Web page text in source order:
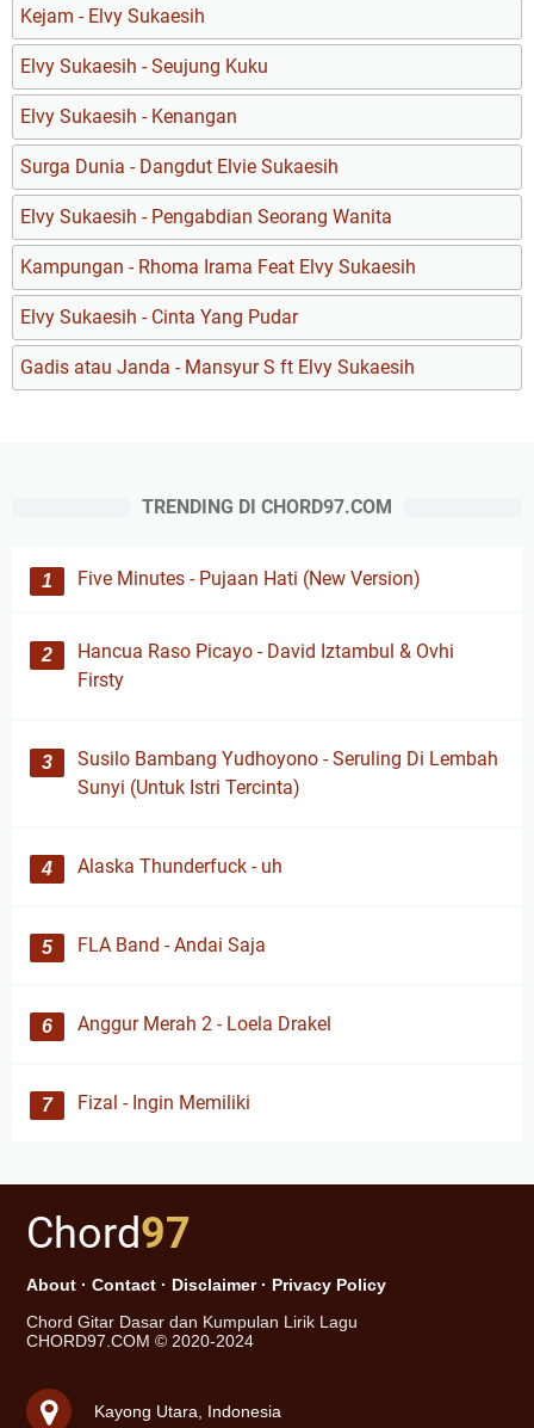
Kejam - Elvy Sukaesih
Elvy Sukaesih - Seujung Kuku
Elvy Sukaesih - Kenangan
Surga Dunia - Dangdut Elvie Sukaesih
Elvy Sukaesih - Pengabdian Seorang Wanita
Kampungan - Rhoma Irama Feat Elvy Sukaesih
Elvy Sukaesih - Cinta Yang Pudar
Gadis atau Janda - Mansyur S ft Elvy Sukaesih
TRENDING DI CHORD97.COM
Five Minutes - Pujaan Hati (New Version)
Hancua Raso Picayo - David Iztambul & Ovhi
Firsty
Susilo Bambang Yudhoyono - Seruling Di Lembah
Sunyi (Untuk Istri Tercinta)
Alaska Thunderfuck - uh
FLA Band - Andai Saja
Anggur Merah 2 - Loela Drakel
Fizal - Ingin Memiliki
Chord97
About · Contact · Disclaimer· Privacy Policy
Chord Gitar Dasar dan Kumpulan Lirik Lagu
CHORD97.COM © 2020-2024
Kayong Utara, Indonesia